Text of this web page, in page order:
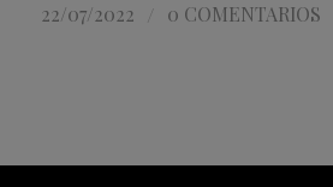
22/07/2022 0 COMENTARIOS